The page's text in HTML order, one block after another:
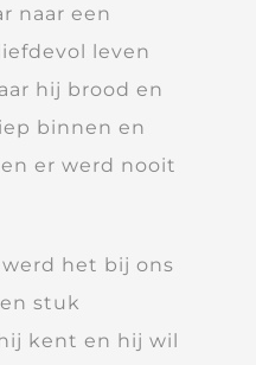
naar een
leven
hij brood en
binnen en
er werd nooit
werd het bij ons
stuk
kent en hij wil